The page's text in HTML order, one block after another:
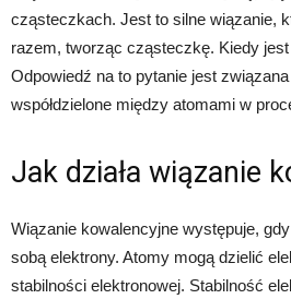
cząsteczkach. Jest to silne wiązanie,
razem, tworząc cząsteczkę. Kiedy
Odpowiedź na to pytanie jest
współdzielone między atomami w
Jak działa wiązanie
Wiązanie kowalencyjne występuje,
sobą elektrony. Atomy mogą dzielić
stabilności elektronowej. Stabilność